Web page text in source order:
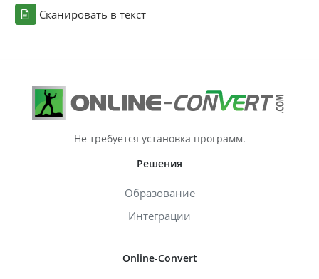
Сканировать в текст
Не требуется установка программ.
Решения
Образование
Интеграции
Online-Convert